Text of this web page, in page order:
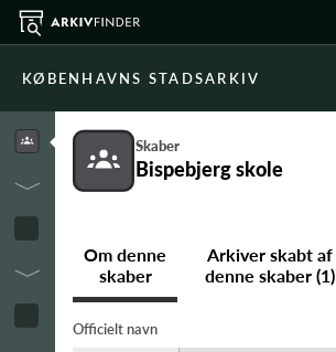
KØBENHAVNS STADSARKIV
Skaber
Bispebjerg skole
Om denne
skaber
Arkiver skabt af
denne skaber (1)
Officielt navn